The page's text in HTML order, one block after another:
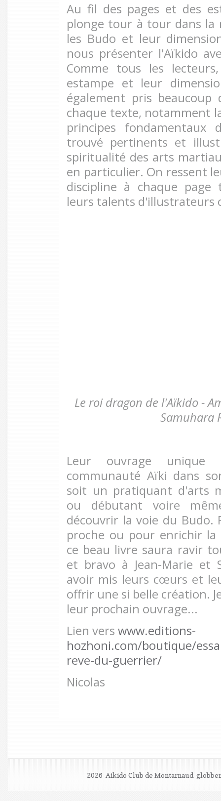
Au fil des pages et des
plonge tour à tour dans la
les Budo et leur
nous présenter l'Aïkido
Comme tous les
estampe et leur
également pris
chaque texte, notamment
principes fondamentaux
trouvé pertinents et
spiritualité des arts
en particulier. On ressent
discipline à chaque
leurs talents d'illustrateurs
Le roi dragon de l'Aïkido -
Samuhara
Leur ouvrage
communauté Aïki dans
soit un pratiquant d'arts
ou débutant voire
découvrir la voie du
proche ou pour enrichir
ce beau livre saura ravir
et bravo à Jean-Marie et
avoir mis leurs cœurs et
offrir une si belle création.
leur prochain ouvrage...
Lien vers www.editions-
hozhoni.com/boutique/
reve-du-guerrier/
Nicolas
2026 Aikido Club de Montarnaud